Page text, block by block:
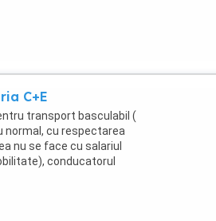
C+E
transport basculabil (
normal, cu respectarea
nu se face cu salariul
conducatorul